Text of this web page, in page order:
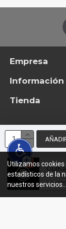
Empresa
Información
Tienda
© 2026 -
Utilizamos
estadísticos de la
nuestros